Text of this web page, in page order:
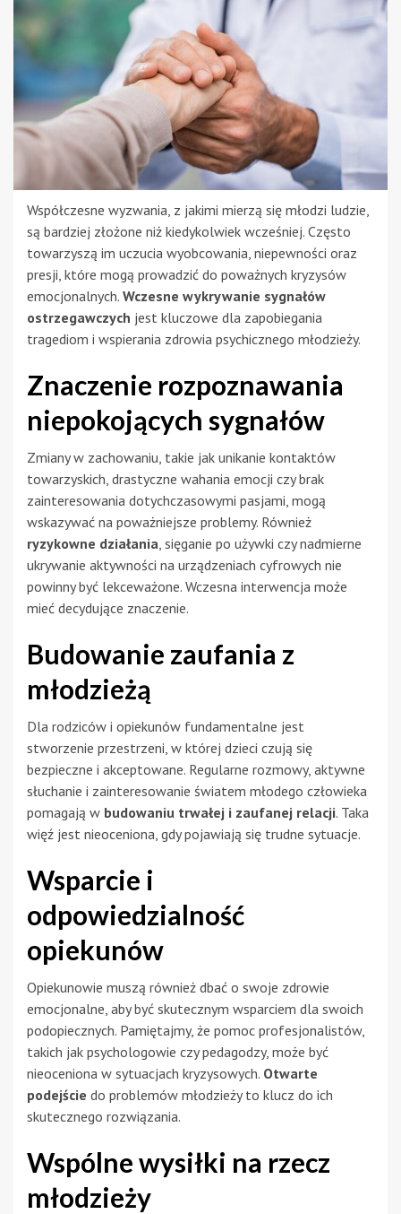
Współczesne wyzwania, z jakimi mierzą się młodzi ludzie,
są bardziej złożone niż kiedykolwiek wcześniej. Często
towarzyszą im uczucia wyobcowania, niepewności oraz
presji, które mogą prowadzić do poważnych kryzysów
emocjonalnych. Wczesne wykrywanie sygnałów
ostrzegawczych jest kluczowe dla zapobiegania
tragediom i wspierania zdrowia psychicznego młodzieży.
Znaczenie rozpoznawania
niepokojących sygnałów
Zmiany w zachowaniu, takie jak unikanie kontaktów
towarzyskich, drastyczne wahania emocji czy brak
zainteresowania dotychczasowymi pasjami, mogą
wskazywać na poważniejsze problemy. Również
ryzykowne działania , sięganie po używki czy nadmierne
ukrywanie aktywności na urządzeniach cyfrowych nie
powinny być lekceważone. Wczesna interwencja może
mieć decydujące znaczenie.
Budowanie zaufania z
młodzieżą
Dla rodziców i opiekunów fundamentalne jest
stworzenie przestrzeni, w której dzieci czują się
bezpieczne i akceptowane. Regularne rozmowy, aktywne
słuchanie i zainteresowanie światem młodego człowieka
pomagają w budowaniu trwałej i zaufanej relacji. Taka
więź jest nieoceniona, gdy pojawiają się trudne sytuacje.
Wsparcie i
odpowiedzialność
opiekunów
Opiekunowie muszą również dbać o swoje zdrowie
emocjonalne, aby być skutecznym wsparciem dla swoich
podopiecznych. Pamiętajmy, że pomoc profesjonalistów,
takich jak psychologowie czy pedagodzy, może być
nieoceniona w sytuacjach kryzysowych. Otwarte
podejście do problemów młodzieży to klucz do ich
skutecznego rozwiązania.
Wspólne wysiłki na rzecz
młodzieży